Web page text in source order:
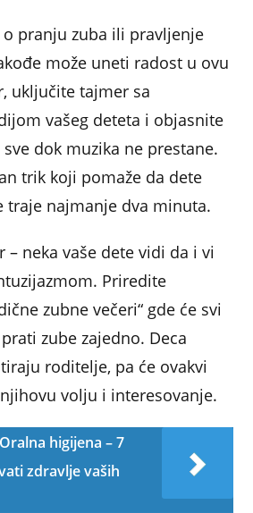
o pranju zuba ili pravljenje
može uneti radost u ovu
uključite tajmer sa
vašeg deteta i objasnite
dok muzika ne prestane.
trik koji pomaže da dete
traje najmanje dva minuta.
– neka vaše dete vidi da i vi
Priredite
zubne večeri“ gde će svi
zube zajedno. Deca
roditelje, pa će ovakvi
volju i interesovanje.
Oralna higijena – 7
zdravlje vaših